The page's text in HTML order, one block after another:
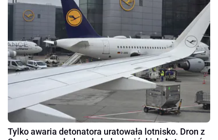
Tylko awaria detonatora uratowała lotnisko. Dron z